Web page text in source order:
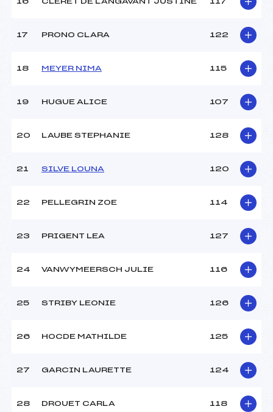
16 CLERET DE LANGAVANT JUSTINE 117
17 PRONO CLARA 122
18 MEYER NIMA 115
19 HUGUE ALICE 107
20 LAUBE STEPHANIE 128
21 SILVE LOUNA 120
22 PELLEGRIN ZOE 114
23 PRIGENT LEA 127
24 VANWYMEERSCH JULIE 116
25 STRIBY LEONIE 126
26 HOCDE MATHILDE 125
27 GARCIN LAURETTE 124
28 DROUET CARLA 118